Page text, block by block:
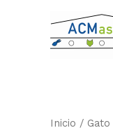
contenido
Inicio / Gato